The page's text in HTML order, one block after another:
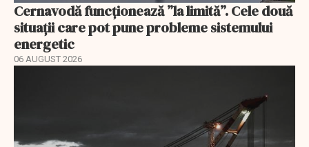
Cernavodă funcționează ”la limită”. Cele două
situații care pot pune probleme sistemului
energetic
06 AUGUST 2026